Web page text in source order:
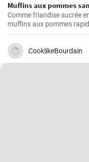
Muffins aux pommes
Comme friandise sucrée
muffins aux pommes
petit-déjeuner du week-
ne contiennent pas de
CooklikeBourdain